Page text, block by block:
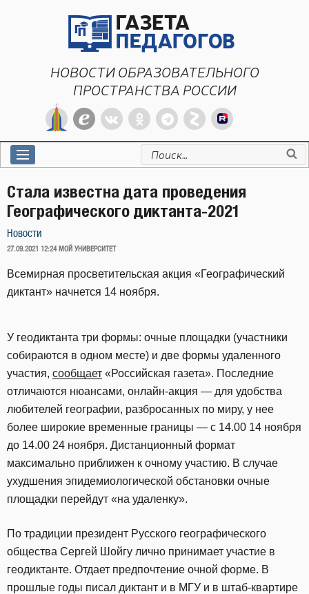
НОВОСТИ ОБРАЗОВАТЕЛЬНОГО
ПРОСТРАНСТВА РОССИИ
Искать:
Стала известна дата проведения
Географического диктанта-2021
Новости
ОПУБЛИКОВАНО
27.09.2021 12:24 МОЙ УНИВЕРСИТЕТ
Всемирная просветительская акция «Географический
диктант» начнется 14 ноября.
У геодиктанта три формы: очные площадки (участники
собираются в одном месте) и две формы удаленного
участия, сообщает «Российская газета». Последние
отличаются нюансами, онлайн-акция — для удобства
любителей географии, разбросанных по миру, у нее
более широкие временные границы — с 14.00 14 ноября
до 14.00 24 ноября. Дистанционный формат
максимально приближен к очному участию. В случае
ухудшения эпидемиологической обстановки очные
площадки перейдут «на удаленку».
По традиции президент Русского географического
общества Сергей Шойгу лично принимает участие в
геодиктанте. Отдает предпочтение очной форме. В
прошлые годы писал диктант и в МГУ и в штаб-квартире